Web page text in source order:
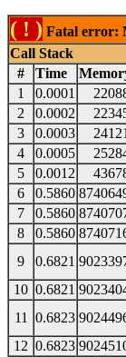
( ! ) Fatal error:
Call Stack
#
Time
1
0.0001
2
0.0002
3
0.0003
4
0.0005
5
0.0012
6
0.5860
7
0.5860
8
0.5860
9
0.6821
10 0.6821
11
0.6823
12 0.6823